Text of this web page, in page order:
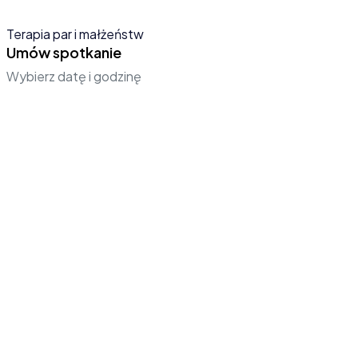
Terapia par i małżeństw
Umów spotkanie
Wybierz datę i godzinę